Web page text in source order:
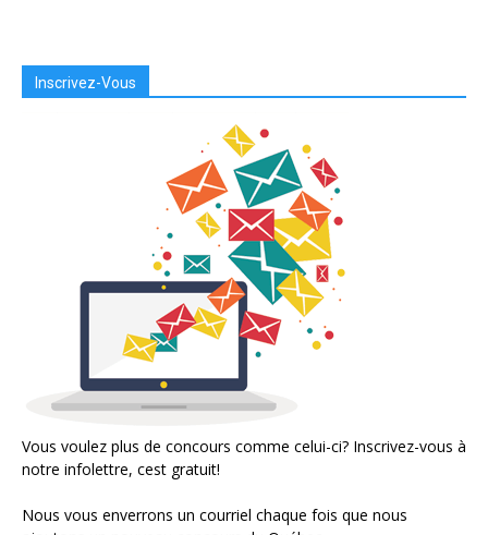
Inscrivez-Vous
Vous voulez plus de concours comme celui-ci? Inscrivez-vous à
notre infolettre, cest gratuit!
Nous vous enverrons un courriel chaque fois que nous